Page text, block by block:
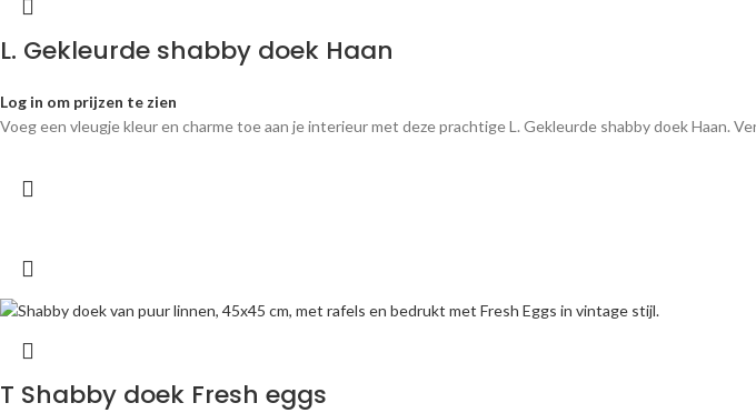
L. Gekleurde shabby doek Haan
Log in om prijzen te zien
Voeg een vleugje kleur en charme toe aan je interieur met deze prachtige L. Gekleurde shabby doek Haan.
T Shabby doek Fresh eggs